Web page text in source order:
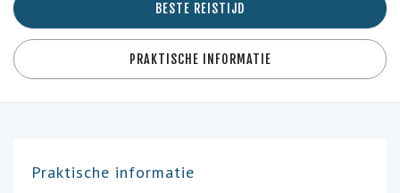
BESTE REISTIJD
PRAKTISCHE INFORMATIE
Praktische informatie